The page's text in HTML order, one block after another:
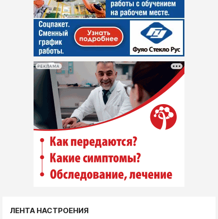
РЕКЛАМА
ЛЕНТА НАСТРОЕНИЯ